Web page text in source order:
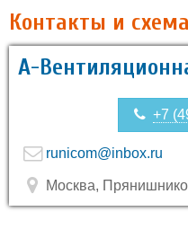
Контакты и
А-
+7
runicom@inbox.ru
Москва,